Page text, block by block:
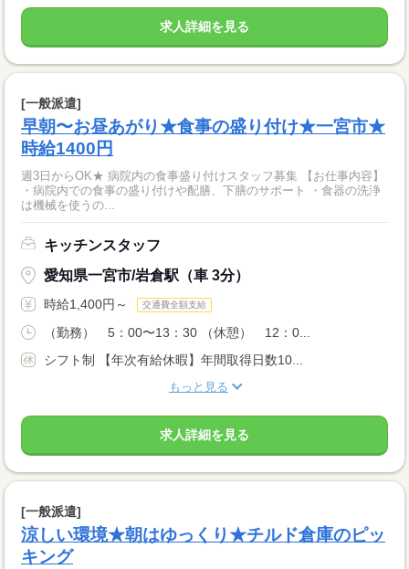
求人詳細を見る
[一般派遣]
早朝〜お昼あがり★食事の盛り付け★一宮市★
時給1400円
週3日からOK★ 病院内の食事盛り付けスタッフ募集 【お仕事内容】
・病院内での食事の盛り付けや配膳、下膳のサポート ・食器の洗浄
は機械を使うの...
キッチンスタッフ
愛知県一宮市/岩倉駅（車 3分）
時給1,400円～ 交通費全額支給
（勤務） 5：00〜13：30 （休憩） 12：0...
シフト制 【年次有給休暇】年間取得日数10...
もっと見る
求人詳細を見る
[一般派遣]
涼しい環境★朝はゆっくり★チルド倉庫のピッ
キング